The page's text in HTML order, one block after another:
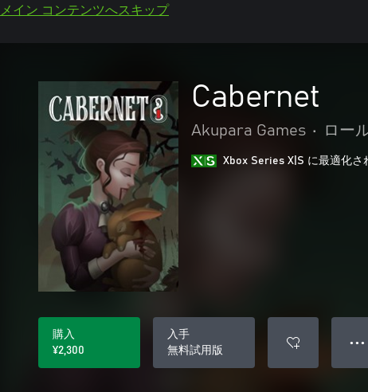
メイン コンテンツへスキップ
Cabernet
Akupara Games • ロー
Xbox Series X|S に最適化さ
購入
¥2,300
入手
無料試用版
● ● ●